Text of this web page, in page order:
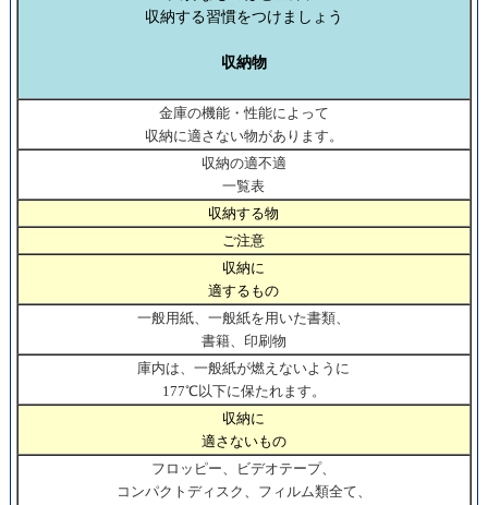
収納する習慣をつけましょう
収納物
金庫の機能・性能によって
収納に適さない物があります。
収納の適不適
一覧表
収納する物
ご注意
収納に
適するもの
一般用紙、一般紙を用いた書類、
書籍、印刷物
庫内は、一般紙が燃えないように
177℃以下に保たれます。
収納に
適さないもの
フロッピー、ビデオテープ、
コンパクトディスク、フィルム類全て、